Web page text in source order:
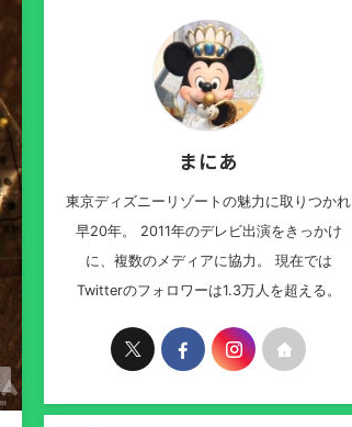
まにあ
東京ディズニーリゾートの魅力に取りつかれ
早20年。 2011年のデレビ出演をきっかけ
に、複数のメディアに協力。 現在では
Twitterのフォロワーは1.3万人を超える。